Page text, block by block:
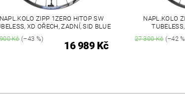
NAPL.KOLO ZIPP 1ZERO HITOP SW
XD OŘECH, ZADNÍ, SID BLUE
Kč(–43 %)
16 989 Kč
NAPL.KOLO
27 300 Kč(–42